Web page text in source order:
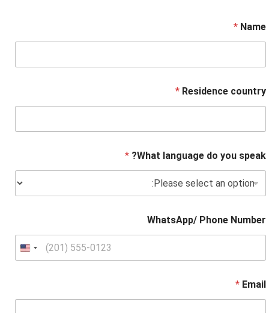
Name
*
Residence country
*
What language do you speak?
*
WhatsApp/ Phone Number
Email
*